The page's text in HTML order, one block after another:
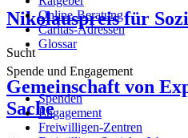
Nikolauspreis für
Sucht
Gemeinschaft von
Sache
Online-Beratung
Caritas-Adressen
Glossar
Spende und Engagement
Spenden
Engagement
Freiwilligen-Zentren